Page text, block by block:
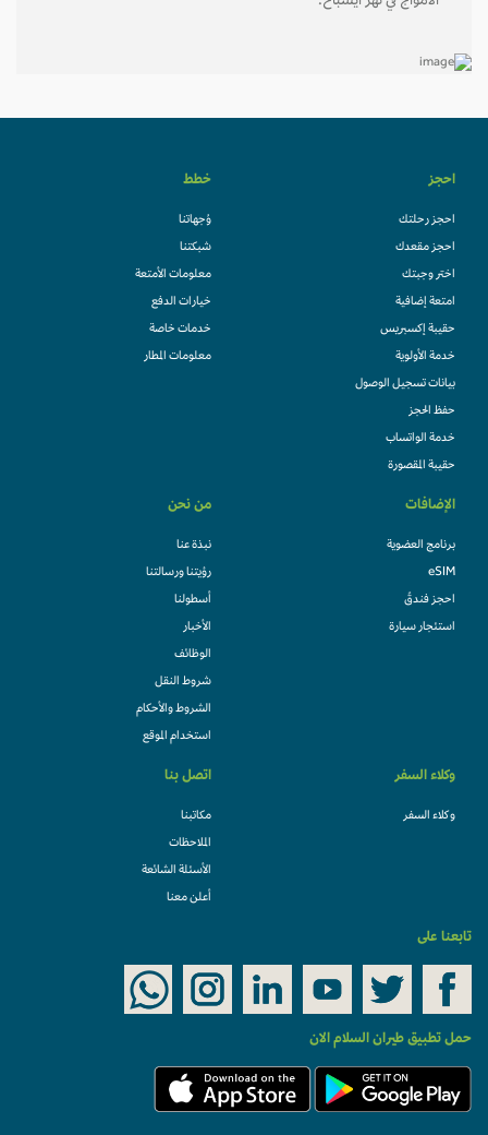
احجز
احجز رحلتك
احجز مقعدك
اختر وجبتك
امتعة إضافية
حقيبة إكسبريس
خدمة الأولوية
بيانات تسجيل الوصول
حفظ الحجز
خدمة الواتساب
حقيبة المقصورة
خطط
وُجهاتنا
شبكتنا
معلومات الأمتعة
خيارات الدفع
خدمات خاصة
معلومات المطار
الإضافات
برنامج العضوية
eSIM
احجز فندقً
استئجار سيارة
من نحن
نبذة عنا
رؤيتنا ورسالتنا
أسطولنا
الأخبار
الوظائف
شروط النقل
الشروط والأحكام
استخدام الموقع
وكلاء السفر
وكلاء السفر
اتصل بنا
مكاتبنا
الملاحظات
الأسئلة الشائعة
أعلن معنا
تابعنا على
حمل تطبيق طيران السلام الان